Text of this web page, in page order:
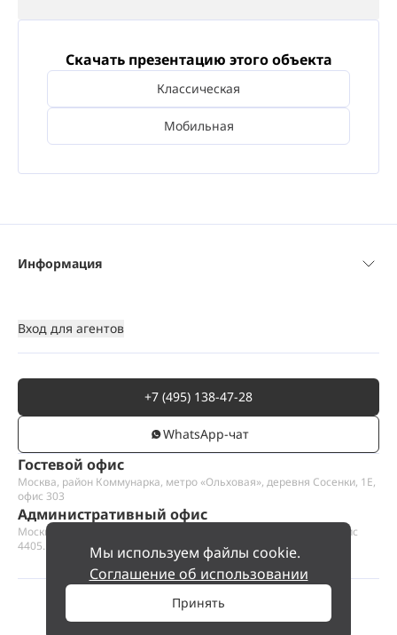
Мы используем файлы cookie.
Соглашение об использовании
Принять
35 000 000 ₽
Скачать презентацию этого объекта
Классическая
Мобильная
Гостевой офис
Москва, район Коммунарка, метро «Ольховая», деревня Сосенки, 1Е,
офис 303
Административный офис
Москва, Пресненская набережная 12, Москва-сити, этаж 44, офис
4405.1
+7 (495) 138-47-28
WhatsАpp-чат
Информация
Вход для агентов
ООО «Проект Хаус».Позвольте найти ваш дом.